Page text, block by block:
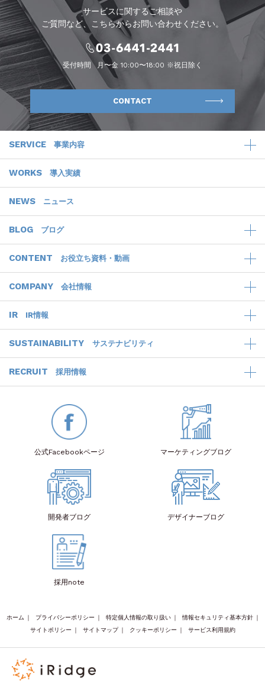
サービスに関するご相談や
ご質問など、こちらからお問い合わせください。
受付時間 月〜金 10:00〜18:00 ※祝日除く
CONTACT
SERVICE 事業内容
WORKS 導入実績
NEWS ニュース
BLOG ブログ
CONTENT お役立ち資料・動画
COMPANY 会社情報
IR IR情報
SUSTAINABILITY サステナビリティ
RECRUIT 採用情報
公式Facebookページ マーケティングブログ
開発者ブログ デザイナーブログ
採用note
ホーム ｜ プライバシーポリシー ｜ 特定個人情報の取り扱い ｜ 情報セキュリティ基本方針 ｜
サイトポリシー
｜ サイトマップ ｜ クッキーポリシー ｜ サービス利用規約